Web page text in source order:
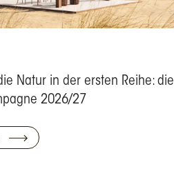
Natur in der ersten Reihe: die
2026/27